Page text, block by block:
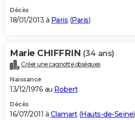
Décès
18/01/2013 à Paris (Paris)
Marie CHIFFRIN (34 ans)
Créer une cagnotte obsèques
Naissance
13/12/1976 au Robert
Décès
16/07/2011 à Clamart(Hauts-de-Seine)